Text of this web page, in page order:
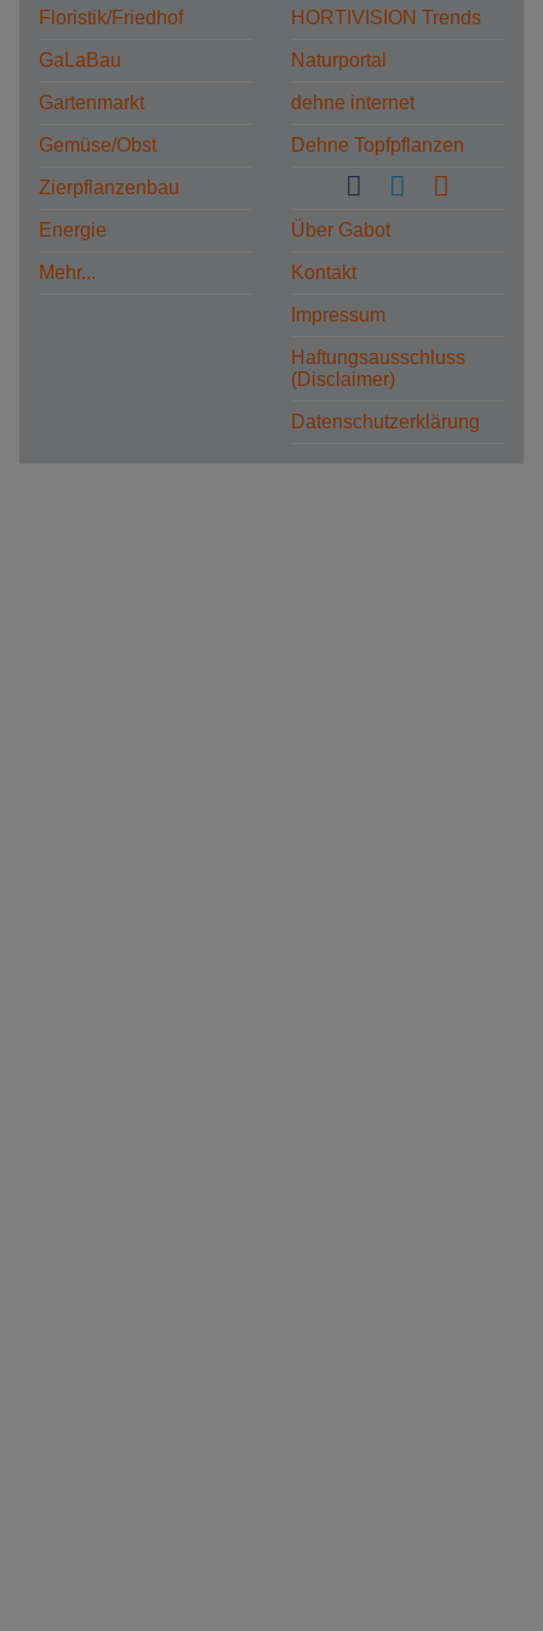
Floristik/Friedhof
GaLaBau
Gartenmarkt
Gemüse/Obst
Zierpflanzenbau
Energie
Mehr...
HORTIVISION Trends
Naturportal
dehne internet
Dehne Topfpflanzen
Über Gabot
Kontakt
Impressum
Haftungsausschluss
(Disclaimer)
Datenschutzerklärung